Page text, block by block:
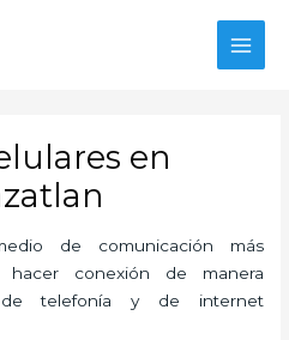
en
de comunicación más
hacer conexión de manera
de telefonía y de internet